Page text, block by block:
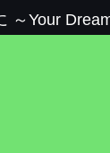
～Your